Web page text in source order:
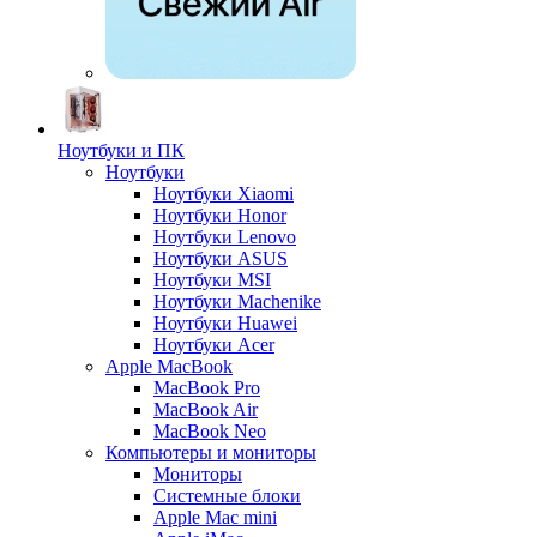
Ноутбуки и ПК
Ноутбуки
Ноутбуки Xiaomi
Ноутбуки Honor
Ноутбуки Lenovo
Ноутбуки ASUS
Ноутбуки MSI
Ноутбуки Machenike
Ноутбуки Huawei
Ноутбуки Acer
Apple MacBook
MacBook Pro
MacBook Air
MacBook Neo
Компьютеры и мониторы
Мониторы
Системные блоки
Apple Mac mini